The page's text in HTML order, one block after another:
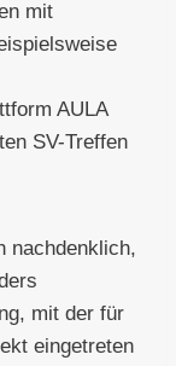
mit
AULA
SV-Treffen
nachdenklich,
mit der für
eingetreten